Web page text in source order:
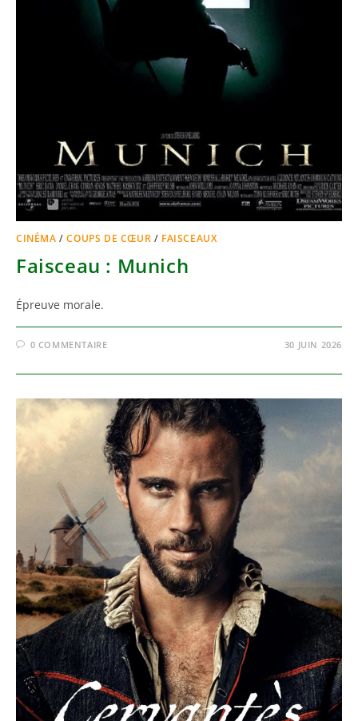
CINÉMA /COUPS DE CŒUR / FAISCEAUX
Faisceau : Munich
Épreuve morale.
0 COMMENTAIRE 30 JUIN 2026